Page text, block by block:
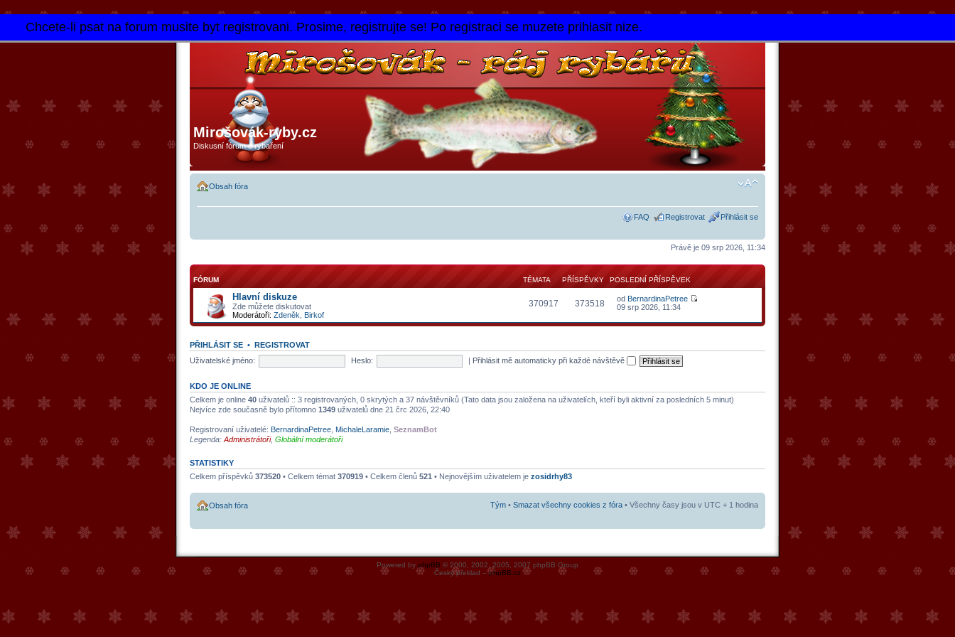
Chcete-li psat na forum musite byt registrovani. Prosime, registrujte se! Po registraci se muzete prihlasit nize.
Mirošovák-ryby.cz
Diskusní fórum o rybaření
Obsah fóra
FAQ Registrovat Přihlásit se
Právě je 09 srp 2026, 11:34
FÓRUM TÉMATA PŘÍSPĚVKY POSLEDNÍ PŘÍSPĚVEK
Hlavní diskuze
Zde můžete diskutovat
Moderátoři: Zdeněk Birkof
370917 373518 od BernardinaPetree
09 srp 2026, 11:34
PŘIHLÁSIT SE • REGISTROVAT
Uživatelské jméno:
Heslo: | Přihlásit mě automaticky při každé návštěvě
KDO JE ONLINE
Celkem je online 40 uživatelů :: 3 registrovaných, 0 skrytých a 37 návštěvníků (Tato data jsou založena na uživatelích, kteří byli aktivní za posledních 5 minut)
Nejvíce zde současně bylo přítomno 1349 uživatelů dne 21 črc 2026, 22:40
Registrovaní uživatelé: BernardinaPetree MichaleLaramie SeznamBot
Legenda: Administrátoři, Globální moderátoři
STATISTIKY
Celkem příspěvků 373520 • Celkem témat 370919 • Celkem členů 521 • Nejnovějším uživatelem je zosidrhy83
Obsah fóra Tým • Smazat všechny cookies z fóra • Všechny časy jsou v UTC + 1 hodina
Powered by phpBB © 2000, 2002, 2005, 2007 phpBB Group
Český překlad –phpBB.cz